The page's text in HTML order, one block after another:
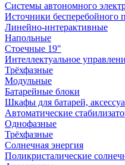
Системы автономного
Источники бесперебойного
Линейно-интерактивные
Напольные
Стоечные 19"
Интеллектуальное
Трёхфазные
Модульные
Батарейные блоки
Шкафы для батарей,
Автоматические
Однофазные
Трёхфазные
Солнечная энергия
Поликристалические